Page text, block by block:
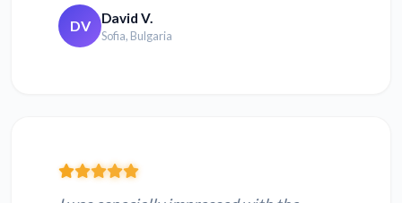
DV David V.
Sofia, Bulgaria